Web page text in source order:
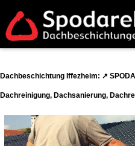
Dachbeschichtung Iffezheim: ↗️
Dachreinigung, Dachsanierung,